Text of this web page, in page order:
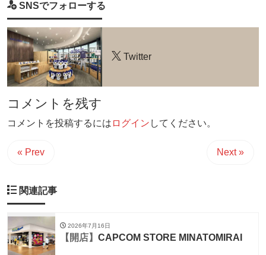
SNSでフォローする
Twitter
コメントを残す
コメントを投稿するには ログイン してください。
« Prev Next »
関連記事
2026年7月16日
【開店】 CAPCOM STORE MINATOMIRAI